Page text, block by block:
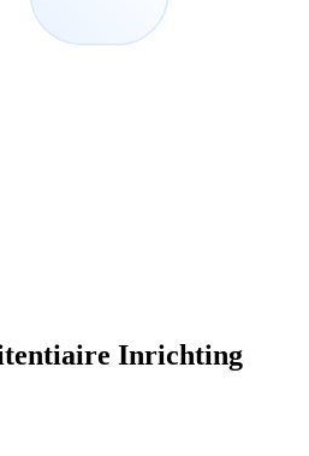
Inrichting